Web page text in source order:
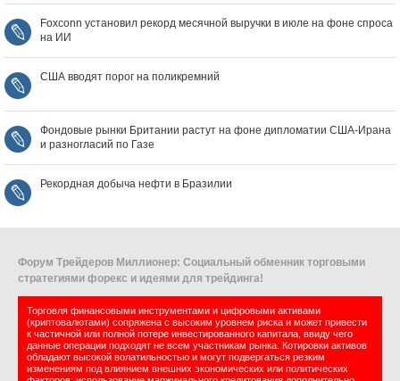
Foxconn установил рекорд месячной выручки в июле на фоне спроса
на ИИ
США вводят порог на поликремний
Фондовые рынки Британии растут на фоне дипломатии США‑Ирана
и разногласий по Газе
Рекордная добыча нефти в Бразилии
Форум Трейдеров Миллионер: Социальный обменник торговыми
стратегиями форекс и идеями для трейдинга!
Торговля финансовыми инструментами и цифровыми активами
(криптовалютами) сопряжена с высоким уровнем риска и может привести
к частичной или полной потере инвестированного капитала, ввиду чего
данные операции подходят не всем участникам рынка. Котировки активов
обладают высокой волатильностью и могут подвергаться резким
изменениям под влиянием внешних экономических или политических